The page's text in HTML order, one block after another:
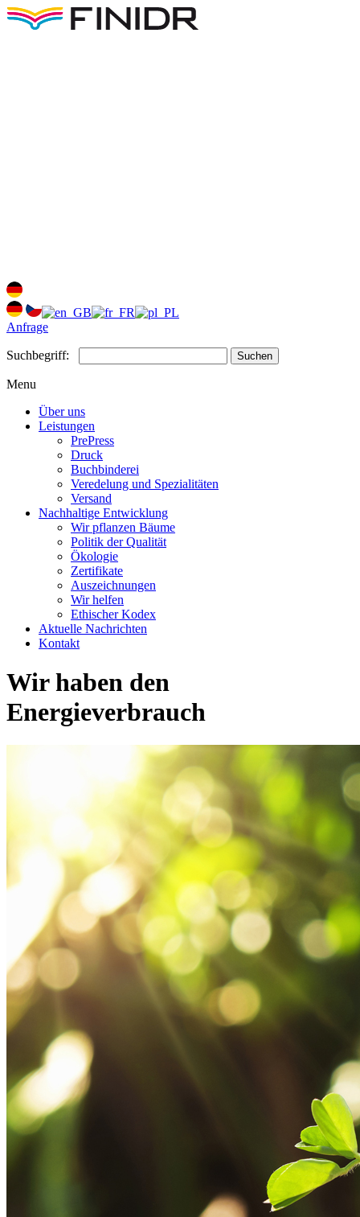
Anfrage
Suchbegriff: Suchen
Menu
Über uns
Leistungen
PrePress
Druck
Buchbinderei
Veredelung und Spezialitäten
Versand
Nachhaltige Entwicklung
Wir pflanzen Bäume
Politik der Qualität
Ökologie
Zertifikate
Auszeichnungen
Wir helfen
Ethischer Kodex
Aktuelle Nachrichten
Kontakt
Wir haben den
Energieverbrauch